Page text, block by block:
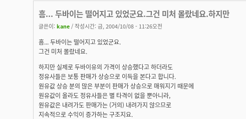
흠... 두바이는 떨어지고 있었군요.그건 미처 몰랐네요.하지만
글쓴이: kane / 작성시간: 금, 2004/10/08 - 11:26오전
흠... 두바이는 떨어지고 있었군요.
그건 미처 몰랐네요.
하지만 실제로 두바이유의 가격이 상승했다고 하더라도
정유사들은 보통 판매가 상승으로 이득을 본다고 합니다.
원유값 상승 분의 많은 부분이 판매가 상승으로 매워지기 때문에
원유값이 올라도 정유사들은 별 타격이 없을 뿐아니라,
원유값은 내려가도 판매가는 (거의) 내려가지 않으므로
지속적으로 수익이 증가하는 구조지요.